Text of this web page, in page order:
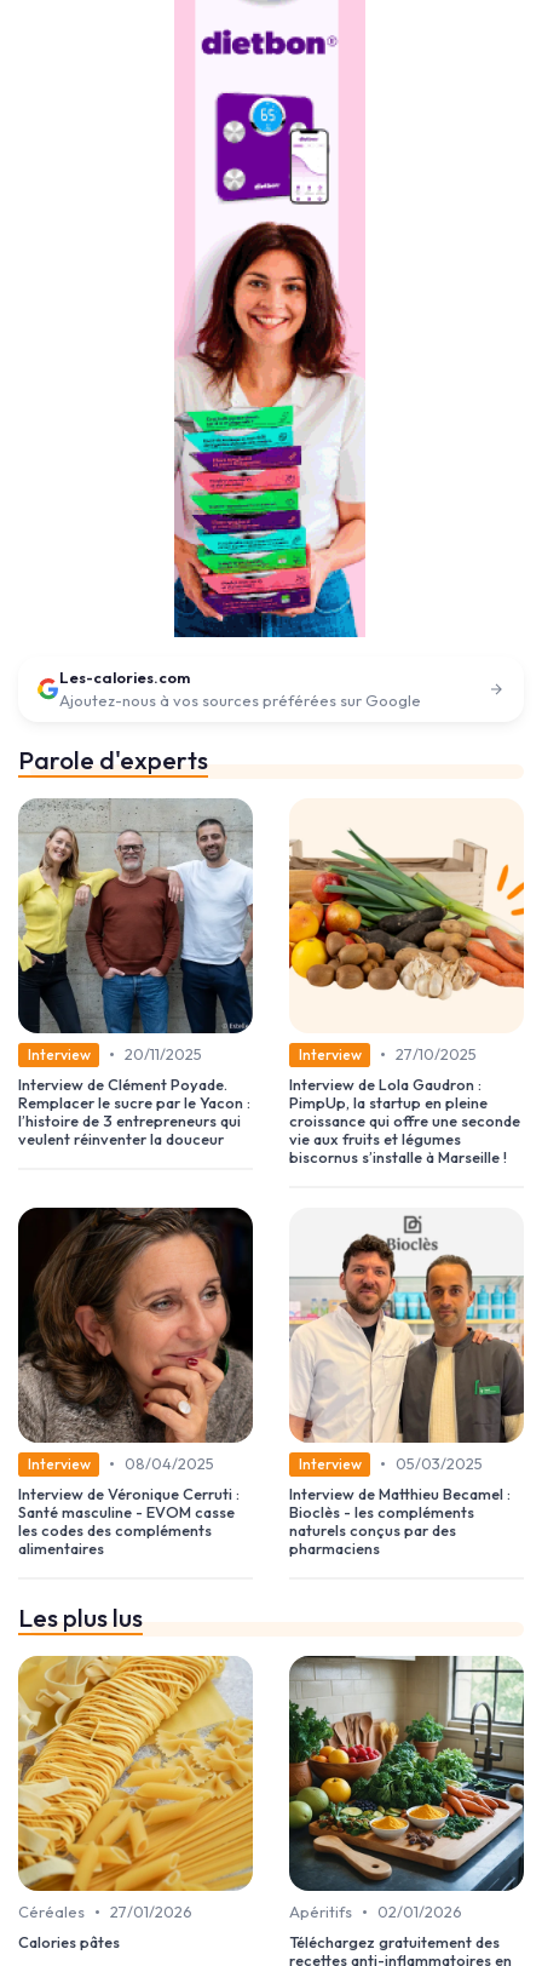
Les-calories.com
Ajoutez-nous à vos sources préférées sur Google
Parole d'experts
Interview • 20/11/2025
Interview de Clément Poyade.
Remplacer le sucre par le Yacon :
l’histoire de 3 entrepreneurs qui
veulent réinventer la douceur
Interview • 27/10/2025
Interview de Lola Gaudron :
PimpUp, la startup en pleine
croissance qui offre une seconde
vie aux fruits et légumes
biscornus s’installe à Marseille !
Interview •
08/04/2025
Interview de Véronique Cerruti :
Santé masculine - EVOM casse
les codes des compléments
alimentaires
Interview •
05/03/2025
Interview de Matthieu Becamel :
Bioclès - les compléments
naturels conçus par des
pharmaciens
Les plus lus
Céréales • 27/01/2026
Calories pâtes
Apéritifs •
02/01/2026
Téléchargez gratuitement des
recettes anti-inflammatoires en